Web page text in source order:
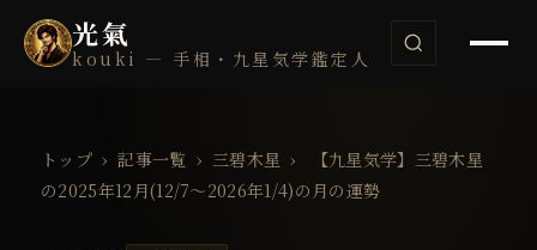
光氣
kouki — 手相・九星気学鑑定人
トップ › 記事一覧 › 三碧木星 ›
【九星気学】三碧木星
の2025年12月(12/7～2026年1/4)の月の運勢